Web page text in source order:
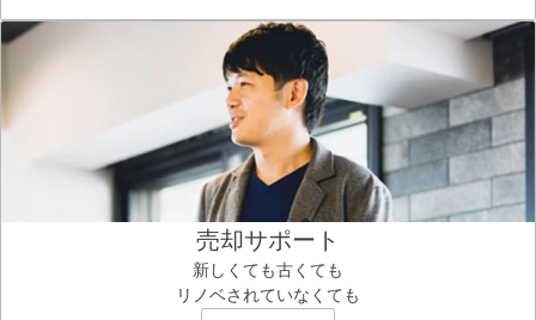
売却サポート
新しくても古くても
リノベされていなくても